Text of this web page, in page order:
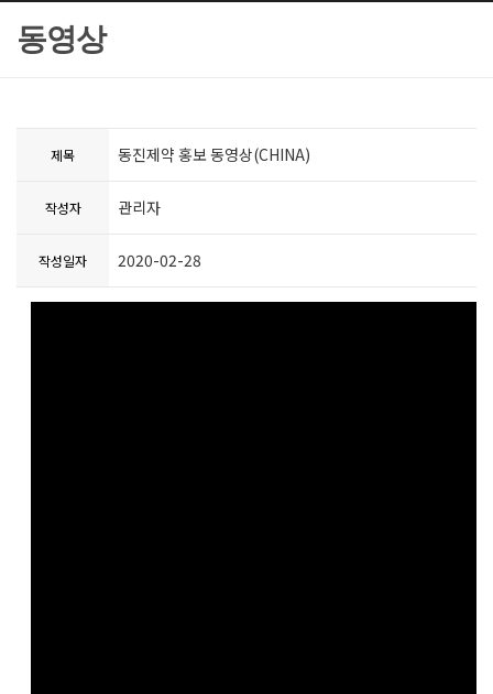
동영상
제목 동진제약 홍보 동영상(CHINA)
작성자 관리자
작성일자 2020-02-28